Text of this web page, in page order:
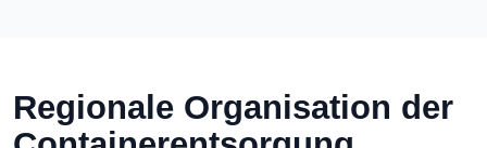
Regionale Organisation der